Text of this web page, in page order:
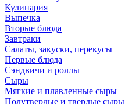
Кулинария
Выпечка
Вторые блюда
Завтраки
Салаты, закуски, перекусы
Первые блюда
Сэндвичи и роллы
Сыры
Мягкие и плавленные сыры
Полутвердые и твердые сыры